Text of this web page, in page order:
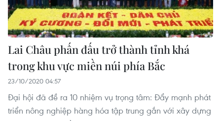
Lai Châu phấn đấu trở thành tỉnh khá
trong khu vực miền núi phía Bắc
23/10/2020 04:57
Đại hội đã đề ra 10 nhiệm vụ trọng tâm: Đẩy mạnh phát
triển nông nghiệp hàng hóa tập trung gắn với xây dựng